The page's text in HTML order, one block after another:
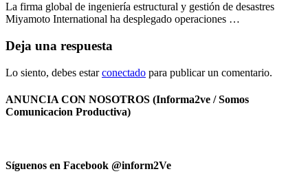
La firma global de ingeniería estructural y gestión de desastres
Miyamoto International ha desplegado operaciones …
Deja una respuesta
Lo siento, debes estarconectado para publicar un comentario.
ANUNCIA CON NOSOTROS (Informa2ve / Somos
Comunicacion Productiva)
Síguenos en Facebook @inform2Ve